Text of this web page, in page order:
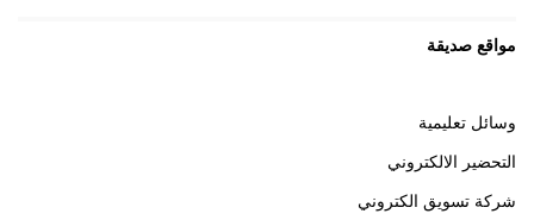
مواقع صديقة
وسائل تعليمية
التحضير الالكتروني
شركة تسويق الكتروني